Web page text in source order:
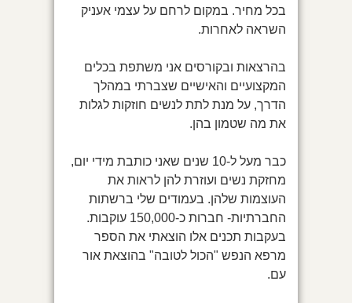
בכל מחיר. במקום לרחם על עצמי אעניק
השראה לאחרות.
בהרצאות ובקורסים אני משתפת בכלים
המקצועיים והאישיים שצברתי במהלך
הדרך, על מנת לתת לנשים חוזקות לגלות
את מה שטמון בהן.
כבר מעל ל-10 שנים שאני כותבת מידי יום,
מחזקת נשים ועוזרת להן לראות את
העוצמות שלהן. בעמודים שלי ברשתות
החברתיות- חברות כ-150,000 עוקבות.
בעקבות תכנים אלו הוצאתי את הספר
מרפא הנפש "הכול לטובה" בהוצאת אור
עם.